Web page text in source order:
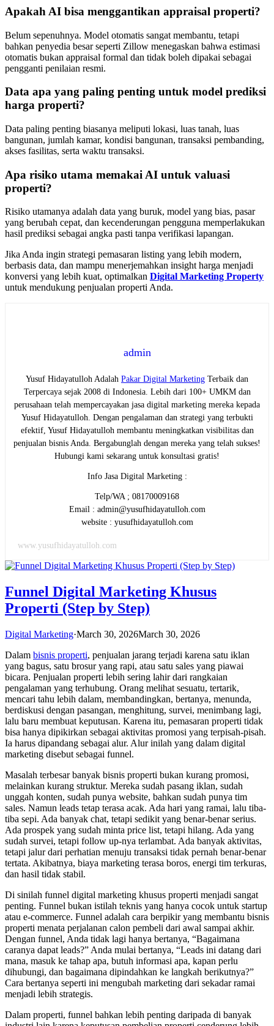
Apakah AI bisa menggantikan appraisal properti?
Belum sepenuhnya. Model otomatis sangat membantu, tetapi
bahkan penyedia besar seperti Zillow menegaskan bahwa estimasi
otomatis bukan appraisal formal dan tidak boleh dipakai sebagai
pengganti penilaian resmi.
Data apa yang paling penting untuk model prediksi
harga properti?
Data paling penting biasanya meliputi lokasi, luas tanah, luas
bangunan, jumlah kamar, kondisi bangunan, transaksi pembanding,
akses fasilitas, serta waktu transaksi.
Apa risiko utama memakai AI untuk valuasi
properti?
Risiko utamanya adalah data yang buruk, model yang bias, pasar
yang berubah cepat, dan kecenderungan pengguna memperlakukan
hasil prediksi sebagai angka pasti tanpa verifikasi lapangan.
Jika Anda ingin strategi pemasaran listing yang lebih modern,
berbasis data, dan mampu menerjemahkan insight harga menjadi
konversi yang lebih kuat, optimalkan Digital Marketing Property
untuk mendukung penjualan properti Anda.
admin
Yusuf Hidayatulloh Adalah Pakar Digital Marketing Terbaik dan
Terpercaya sejak 2008 di Indonesia. Lebih dari 100+ UMKM dan
perusahaan telah mempercayakan jasa digital marketing mereka kepada
Yusuf Hidayatulloh. Dengan pengalaman dan strategi yang terbukti
efektif, Yusuf Hidayatulloh membantu meningkatkan visibilitas dan
penjualan bisnis Anda. Bergabunglah dengan mereka yang telah sukses!
Hubungi kami sekarang untuk konsultasi gratis!
Info Jasa Digital Marketing :
Telp/WA ; 08170009168
Email : admin@yusufhidayatulloh.com
website : yusufhidayatulloh.com
www.yusufhidayatulloh.com
Funnel Digital Marketing Khusus
Properti (Step by Step)
Digital Marketing·March 30, 2026March 30, 2026
Dalam bisnis properti, penjualan jarang terjadi karena satu iklan
yang bagus, satu brosur yang rapi, atau satu sales yang piawai
bicara. Penjualan properti lebih sering lahir dari rangkaian
pengalaman yang terhubung. Orang melihat sesuatu, tertarik,
mencari tahu lebih dalam, membandingkan, bertanya, menunda,
berdiskusi dengan pasangan, menghitung, survei, menimbang lagi,
lalu baru membuat keputusan. Karena itu, pemasaran properti tidak
bisa hanya dipikirkan sebagai aktivitas promosi yang terpisah-pisah.
Ia harus dipandang sebagai alur. Alur inilah yang dalam digital
marketing disebut sebagai funnel.
Masalah terbesar banyak bisnis properti bukan kurang promosi,
melainkan kurang struktur. Mereka sudah pasang iklan, sudah
unggah konten, sudah punya website, bahkan sudah punya tim
sales. Namun leads tetap terasa acak. Ada hari yang ramai, lalu tiba-
tiba sepi. Ada banyak chat, tetapi sedikit yang benar-benar serius.
Ada prospek yang sudah minta price list, tetapi hilang. Ada yang
sudah survei, tetapi follow up-nya terlambat. Ada banyak aktivitas,
tetapi jalur dari perhatian menuju transaksi tidak pernah benar-benar
tertata. Akibatnya, biaya marketing terasa boros, energi tim terkuras,
dan hasil tidak stabil.
Di sinilah funnel digital marketing khusus properti menjadi sangat
penting. Funnel bukan istilah teknis yang hanya cocok untuk startup
atau e-commerce. Funnel adalah cara berpikir yang membantu bisnis
properti menata perjalanan calon pembeli dari awal sampai akhir.
Dengan funnel, Anda tidak lagi hanya bertanya, “Bagaimana
caranya dapat leads?” Anda mulai bertanya, “Leads ini datang dari
mana, masuk ke tahap apa, butuh informasi apa, kapan perlu
dihubungi, dan bagaimana dipindahkan ke langkah berikutnya?”
Cara bertanya seperti ini mengubah marketing dari sekadar ramai
menjadi lebih strategis.
Dalam properti, funnel bahkan lebih penting daripada di banyak